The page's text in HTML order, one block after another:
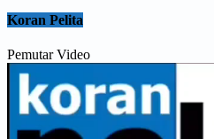
Koran Pelita
Pemutar Video